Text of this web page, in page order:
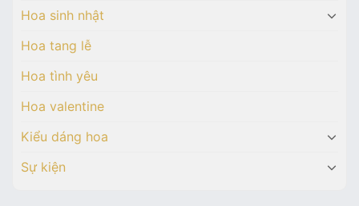
Hoa sinh nhật
Hoa tang lễ
Hoa tình yêu
Hoa valentine
Kiểu dáng hoa
Sự kiện